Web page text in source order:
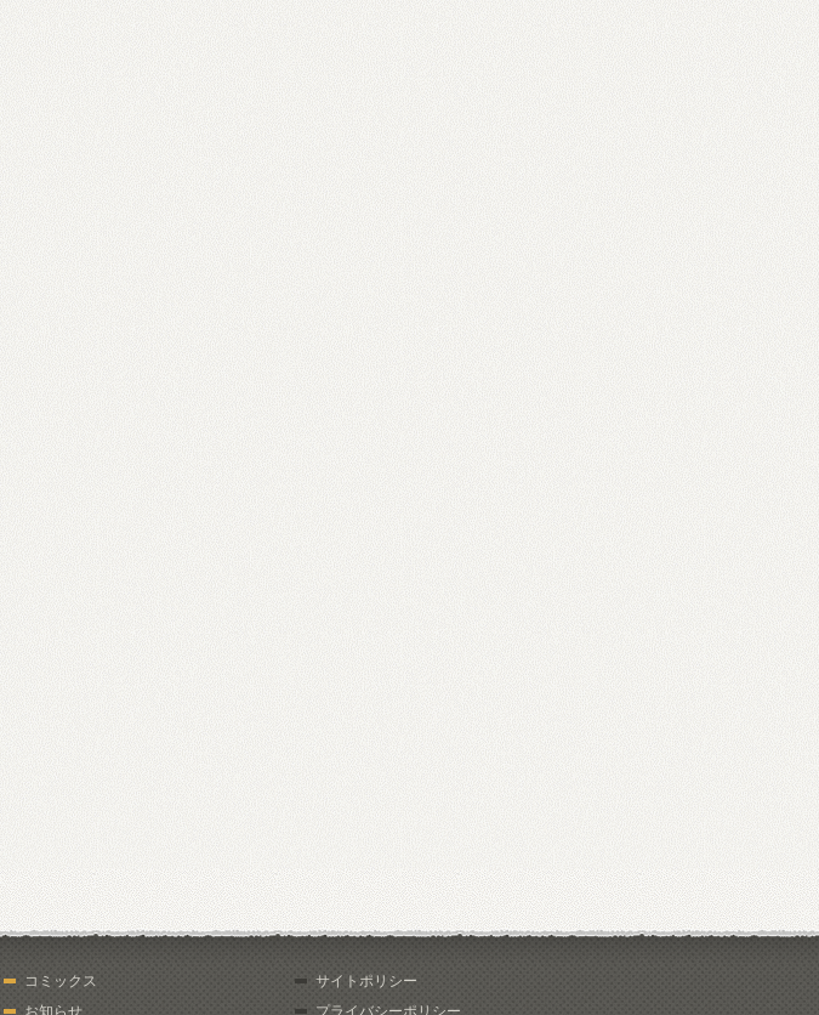
コミックス
お知らせ
サイトポリシー
プライバシーポリシー